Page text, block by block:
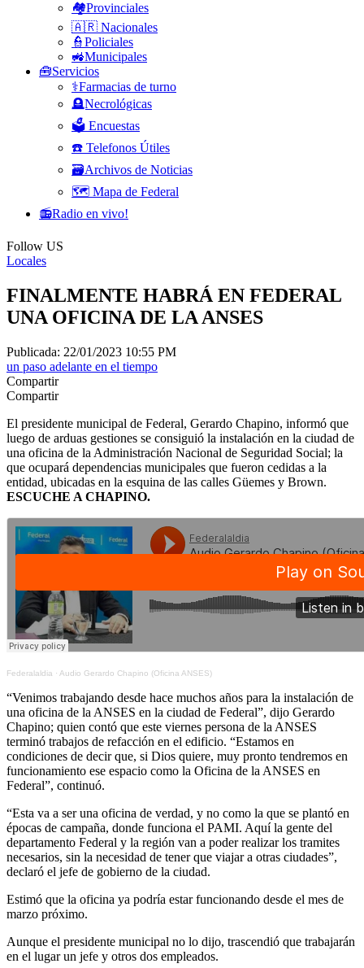
🏘️Provinciales
🇦🇷 Nacionales
👮Policiales
🚜Municipales
🧰Servicios
⚕️Farmacias de turno
🪦Necrológicas
🗳️ Encuestas
☎️ Telefonos Útiles
🗃️Archivos de Noticias
🗺️ Mapa de Federal
📻Radio en vivo!
Follow US
Locales
FINALMENTE HABRÁ EN FEDERAL
UNA OFICINA DE LA ANSES
Publicada: 22/01/2023 10:55 PM
un paso adelante en el tiempo
Compartir
Compartir
El presidente municipal de Federal, Gerardo Chapino, informó que
luego de arduas gestiones se consiguió la instalación en la ciudad de
una oficina de la Administración Nacional de Seguridad Social; la
que ocupará dependencias municipales que fueron cedidas a la
entidad, ubicadas en la esquina de las calles Güemes y Brown.
ESCUCHE A CHAPINO.
Federalaldia · Audio Gerardo Chapino (Oficina ANSES)
“Venimos trabajando desde hace muchos años para la instalación de
una oficina de la ANSES en la ciudad de Federal”, dijo Gerardo
Chapino; quien contó que este viernes persona de la ANSES
terminó trabajos de refacción en el edificio. “Estamos en
condiciones de decir que, si Dios quiere, muy pronto tendremos en
funcionamiento ese espacio como la Oficina de la ANSES en
Federal”, continuó.
“Esta va a ser una oficina de verdad, y no como la que se plantó en
épocas de campaña, donde funciona el PAMI. Aquí la gente del
departamento Federal y la región van a poder realizar los tramites
necesarios, sin la necesidad de tener que viajar a otras ciudades”,
declaró el jefe de gobierno de la ciudad.
Estimó que la oficina ya podría estar funcionando desde el mes de
marzo próximo.
Aunque el presidente municipal no lo dijo, trascendió que trabajarán
en el lugar un jefe y otros dos empleados.